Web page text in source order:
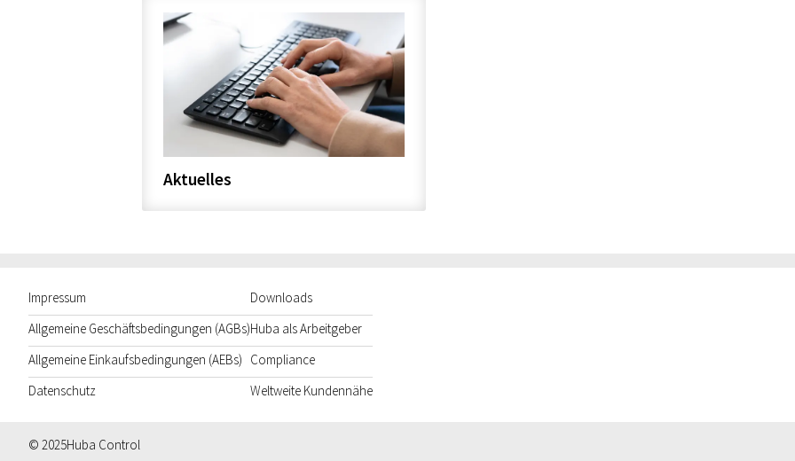
Aktuelles
Impressum
Allgemeine Geschäftsbedingungen (AGBs)
Allgemeine Einkaufsbedingungen (AEBs)
Datenschutz
Downloads
Huba als Arbeitgeber
Compliance
Weltweite Kundennähe
© 2025Huba Control